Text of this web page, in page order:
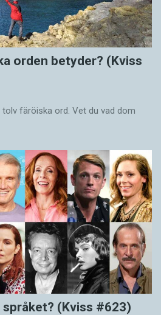
orden betyder? (Kviss
tolv färöiska ord. Vet du vad dom
(Kviss #623)